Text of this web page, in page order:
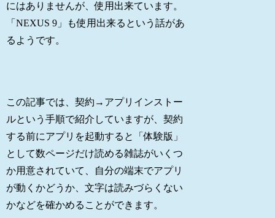
にはありませんが、使用出来ています。
「NEXUS 9」も使用出来るという話があ
るようです。
この記事では、契約→アプリインストー
ルという手順で紹介していますが、契約
する前にアプリを起動すると「体験版」
として数ページだけ読める雑誌がいくつ
か用意されていて、自分の端末でアプリ
が動くかどうか、文字は読みづらくない
かなどを確かめることができます。